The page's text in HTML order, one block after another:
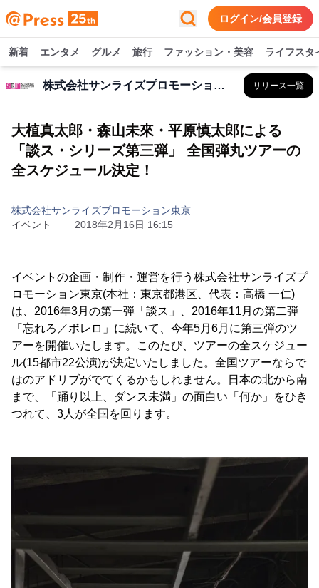
ログイン/会員登録
新着 エンタメ グルメ 旅行 ファッション・美容 ライフスタ
株式会社サンライズプロモーション東京 リリース一覧
大植真太郎・森山未來・平原慎太郎による
「談ス・シリーズ第三弾」 全国弾丸ツアーの
全スケジュール決定！
株式会社サンライズプロモーション東京
イベント
2018年2月16日 16:15
イベントの企画・制作・運営を行う株式会社サンライズプ
ロモーション東京(本社：東京都港区、代表：高橋 一仁)
は、2016年3月の第一弾「談ス」、2016年11月の第二弾
「忘れろ／ボレロ」に続いて、今年5月6月に第三弾のツ
アーを開催いたします。このたび、ツアーの全スケジュー
ル(15都市22公演)が決定いたしました。全国ツアーならで
はのアドリブがでてくるかもしれません。日本の北から南
まで、「踊り以上、ダンス未満」の面白い「何か」をひき
つれて、3人が全国を回ります。